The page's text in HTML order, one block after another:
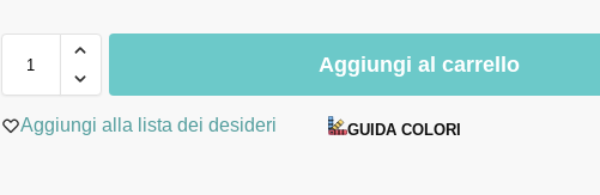
Aggiungi al carrello
Aggiungi alla lista dei desideri GUIDA COLORI